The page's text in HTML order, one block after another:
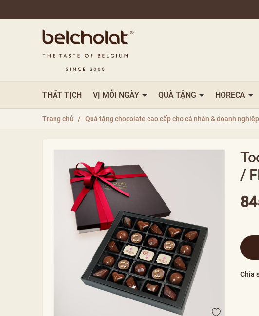
THẤT TỊCH VỊ MỖI NGÀY QUÀ TẶNG HORECA
Trang chủ / Quà tặng chocolate cao cấp cho cá nhân & doanh
/
Chia